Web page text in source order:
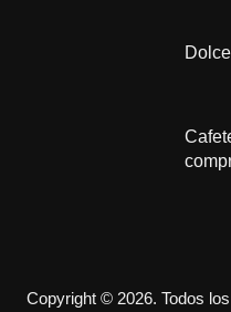
Copyright © 2026. Todos